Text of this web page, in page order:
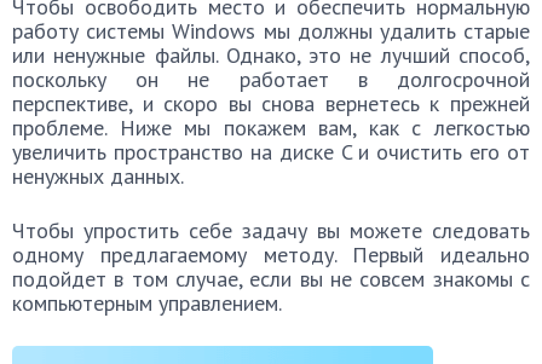
Чтобы освободить место и обеспечить нормальную
работу системы Windows мы должны удалить старые
или ненужные файлы. Однако, это не лучший способ,
поскольку он не работает в долгосрочной
перспективе, и скоро вы снова вернетесь к прежней
проблеме. Ниже мы покажем вам, как с легкостью
увеличить пространство на диске C и очистить его от
ненужных данных.
Чтобы упростить себе задачу вы можете следовать
одному предлагаемому методу. Первый идеально
подойдет в том случае, если вы не совсем знакомы с
компьютерным управлением.